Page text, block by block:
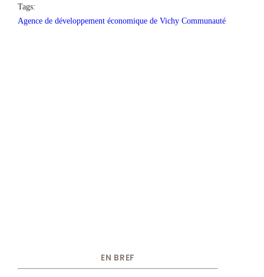
Tags:
Agence de développement économique de Vichy Communauté
EN BREF